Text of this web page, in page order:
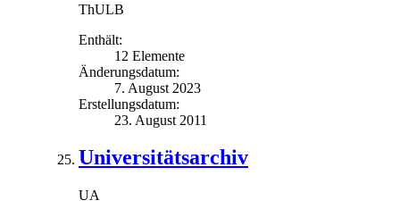
ThULB
Enthält:
12 Elemente
Änderungsdatum:
7. August 2023
Erstellungsdatum:
23. August 2011
Universitätsarchiv
UA